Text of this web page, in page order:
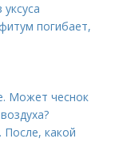
погибает,
Может чеснок
какой